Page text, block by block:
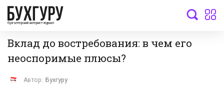
бухгалтерский интернет-журнал
Вклад до востребования: в чем его
неоспоримые плюсы?
Автор: Бухгуру